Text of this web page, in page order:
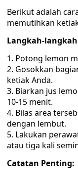
Berikut adalah
memutihkan
Langkah-
Potong lemon
Gosokkan
ketiak Anda.
Biarkan jus
10-15 menit.
Bilas area
dengan lembut.
Lakukan
atau tiga kali
Catatan Penting: